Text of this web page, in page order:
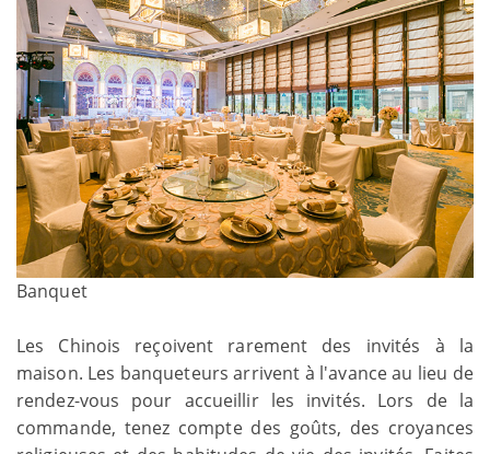
Banquet
Les Chinois reçoivent rarement des invités à la
maison. Les banqueteurs arrivent à l'avance au lieu de
rendez-vous pour accueillir les invités. Lors de la
commande, tenez compte des goûts, des croyances